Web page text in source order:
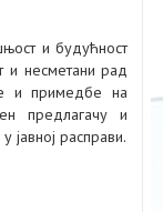
и будућност
и несметани рад
и примедбе на
предлагачу и
јавној расправи.